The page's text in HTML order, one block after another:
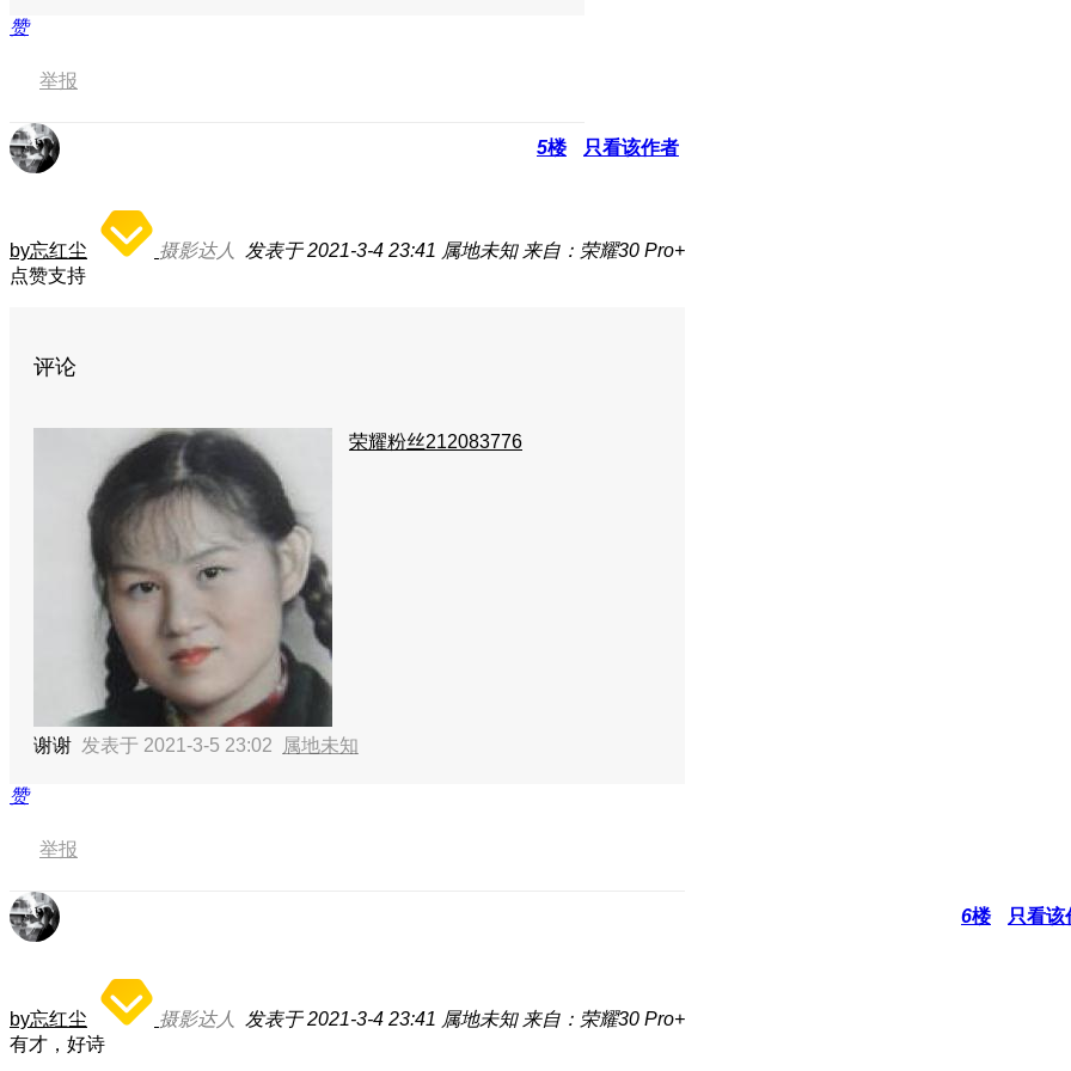
赞
举报
5楼 只看该作者
by忘红尘 摄影达人 发表于 2021-3-4 23:41 属地未知 来自：荣耀30 Pro+
点赞支持
评论
荣耀粉丝212083776
谢谢 发表于 2021-3-5 23:02 属地未知
赞
举报
6楼 只看该
by忘红尘 摄影达人 发表于 2021-3-4 23:41 属地未知 来自：荣耀30 Pro+
有才，好诗